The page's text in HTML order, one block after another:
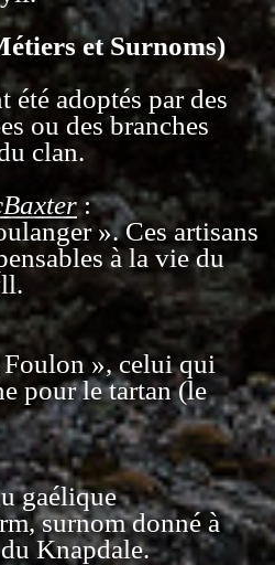
et Surnoms)
été adoptés par des
ou des branches
clan.
:
». Ces artisans
à la vie du
», celui qui
pour le tartan (le
gaélique
surnom donné à
Knapdale.